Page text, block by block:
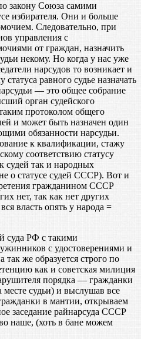
закону Союза самими
избирателя. Они и больше
Следовательно, при
управления с
от граждан, назначить
некому. Но когда у нас уже
нарсудов то возникает и
равного судье назначать
— это общее собрание
орган судейского
протоколом общего
и может быть назначен один
обязанности нарсудьи.
к квалификации, стажу
соответствию статусу
судей так и народных
о статусе судей СССР). Вот и
гражданином СССР
нет, так как нет других
власть опять у народа =
суда РФ с такими
с удостоверениями и
же образуется строго по
как и советская милиция
порядка — гражданки
судьи) и выслушав все
в мантии, открываем
заседание райнарсуда СССР
наше, (хоть в бане можем